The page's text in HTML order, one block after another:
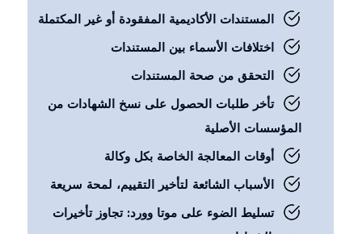
المستندات الأكاديمية المفقودة أو غير المكتملة
اختلافات الأسماء بين المستندات
التحقق من صحة المستندات
تأخر طلبات الحصول على نسخ الشهادات من
المؤسسات الأصلية
أوقات المعالجة الخاصة بكل وكالة
الأسباب الشائعة لتأخير التقييم، لمحة سريعة
تسليط الضوء على موتا وورد: تجاوز تأخيرات